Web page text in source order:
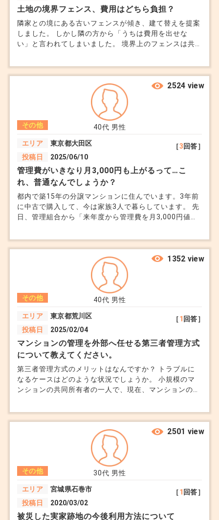
土地の境界フェンス、費用はどちら負担？
隣家との境にある古いフェンスが傾き、建て替えを提案
しました。 しかし隣の方から「うちは費用を出せな
い」と言われてしまいました。 境界上のフェンスは共
40代 男性
その他
エリア
東京都大田区
投稿日
2025/06/10
［3回答］
2524 view
管理費がいきなり月3,000円も上がるって…こ
れ、普通なんでしょうか？
都内で築15年の分譲マンションに住んでいます。3年前
に中古で購入して、今は家族3人で暮らしています。 先
日、管理組合から「来年度から管理費を月3,000円値上
ちょっと納得できていません。 確かに最近、管理人さ
んの顔ぶれも変わった気がするし、清掃が手薄になった
気もしていて、サービスの質が上がっている実感はまる
ないのかな…」とも思いつつ、周りの友人に聞いても
「うちはそんなに上がってないよ」と言われて余計に不
安になっています。 このままズルズルと修繕積立金ま
で上がっていくんじゃ…とか、もし売るときにマイナス
になったら…とか、いろいろ考えてしまって。 こういう
マンション管理費の値上げって、どのくらいが相場なん
でしょうか？ちゃんと妥当な根拠があるかどうかって、
どうやって確認したらいいんですか？
40代 男性
その他
エリア
東京都荒川区
投稿日
2025/02/04
［1 回答］
1352 view
マンションの管理を外部へ任せる第三者管理方式
について教えてください。
第三者管理方式のメリットはなんですか？ トラブルに
なるケースはどのような状況でしょうか。 小規模のマ
ンションの共同所有者の一人で、現在、マンションの管
は20戸です。これまで、マンションの管理は住人たちで
行ってきましたが、年々その負担が増えてきています。
管理は日常的な清掃、設備のメンテナンス、修繕計画の
立案と実施、緊急時の対応など どこまで行ってくれる
どのような基準で業者を選べば良いのか、 実際のとこ
ろどのような契約条件を設定するべきかなど、意見を伺
いたいです。 特に、古いマンションの場合、特別な配
慮が必要かアドバイスもいただけると幸いです。
30代 男性
その他
エリア
宮城県石巻市
投稿日
2020/03/02
［1 回答］
2501 view
被災した実家跡地の今後利用方法について